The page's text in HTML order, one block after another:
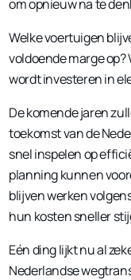
om opnieuw na te
Welke voertuigen
voldoende marge
wordt investeren in
De komende jaren
toekomst van de
snel inspelen op
planning kunnen
blijven werken
hun kosten sneller
Eén ding lijkt nu al
Nederlandse